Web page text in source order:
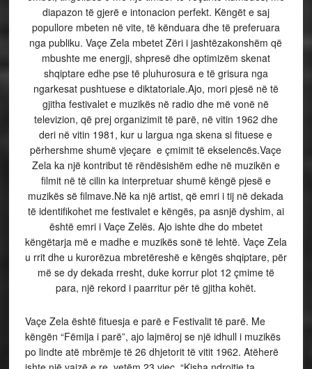
diapazon të gjerë e intonacion perfekt. Këngët e saj
popullore mbeten në vite, të kënduara dhe të preferuara
nga publiku. Vaçe Zela mbetet Zëri i jashtëzakonshëm që
mbushte me energji, shpresë dhe optimizëm skenat
shqiptare edhe pse të pluhurosura e të grisura nga
ngarkesat pushtuese e diktatoriale.Ajo, mori pjesë në të
gjitha festivalet e muzikës në radio dhe më vonë në
televizion, që prej organizimit të parë, në vitin 1962 dhe
deri në vitin 1981, kur u largua nga skena si fituese e
përhershme shumë vjeçare e çmimit të ekselencës.Vaçe
Zela ka një kontribut të rëndësishëm edhe në muzikën e
filmit në të cilin ka interpretuar shumë këngë pjesë e
muzikës së filmave.Në ka një artist, që emri i tij në dekada
të identifikohet me festivalet e këngës, pa asnjë dyshim, ai
është emri i Vaçe Zelës. Ajo ishte dhe do mbetet
këngëtarja më e madhe e muzikës sonë të lehtë. Vaçe Zela
u rrit dhe u kurorëzua mbretëreshë e këngës shqiptare, për
më se dy dekada rresht, duke korrur plot 12 çmime të
para, një rekord i paarritur për të gjitha kohët.
Vaçe Zela është fituesja e parë e Festivalit të parë. Me
këngën “Fëmija i parë”, ajo lajmëroj se një idhull i muzikës
po lindte atë mbrëmje të 26 dhjetorit të vitit 1962. Atëherë